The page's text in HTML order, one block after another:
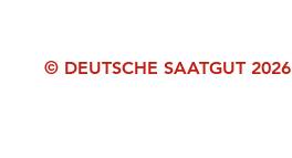
© DEUTSCHE SAATGUT 2026